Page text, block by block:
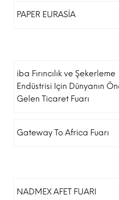
PAPER EURASİA
iba Fırıncılık ve Şekerleme
Endüstrisi Için Dünyanın
Gelen Ticaret Fuarı
Gateway To Africa Fuarı
NADMEX AFET FUARI